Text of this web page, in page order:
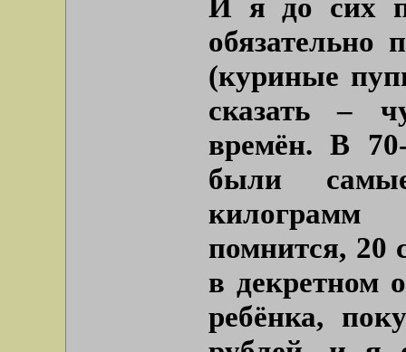
И я до сих
обязательно
(куриные
сказать –
времён. В
были
килограмм
помнится, 20
в декретном
ребёнка,